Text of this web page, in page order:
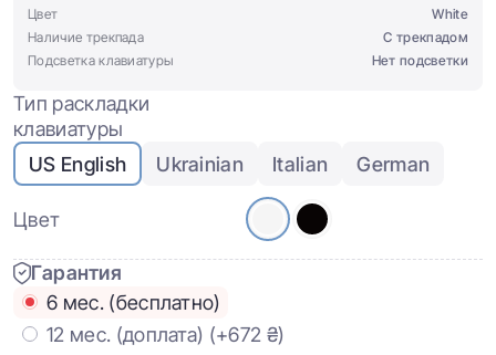
Цвет
White
Наличие трекпада
С трекпадом
Подсветка клавиатуры
Нет подсветки
Тип раскладки
клавиатуры
US English
Ukrainian Italian German
Цвет
Гарантия
6 мес. (бесплатно)
12 мес. (доплата) (+672 ₴)